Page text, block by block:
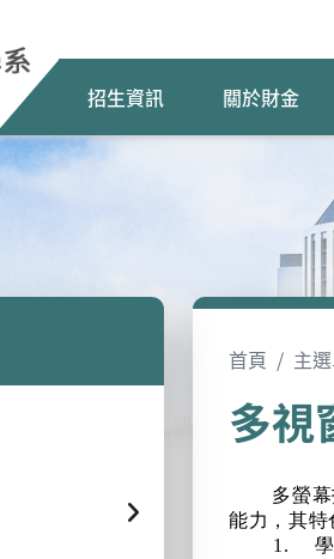
招生資訊 關於財金
首頁 主
多視
多螢
能力，其特
1.